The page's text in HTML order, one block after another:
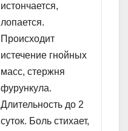
истончается,
лопается.
Происходит
истечение гнойных
масс, стержня
фурункула.
Длительность до 2
суток. Боль стихает,